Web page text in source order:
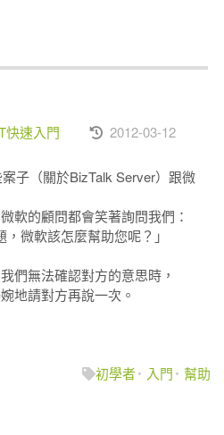
快速入門
2012-03-12
子（關於BizTalk Server）跟微
軟的顧問都會笑著詢問我們：
，微軟該怎麼幫助您呢？」
們無法確認對方的意思時，
地請對方再說一次。
初學者
入門 幫助